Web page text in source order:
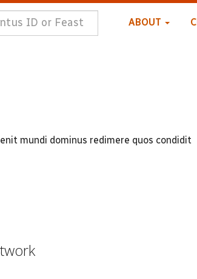
ABOUT
mundi dominus redimere quos condidit